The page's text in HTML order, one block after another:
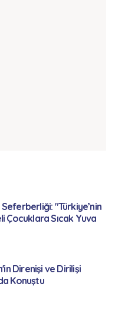
"Türkiye’nin
Çocuklara Sıcak Yuva
Direnişi ve Dirilişi
Konuştu